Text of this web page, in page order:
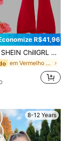
R$41,96
SHEIN ChillGRL Conjunto de 2 peças para Meninas de 8-12 Anos: Camiseta Manga Longa Gola Redonda Branca com Decoração Fofa de Cereja 3D, Calça Sino Vermelha Ajustada, Conjunto Versátil, Confortável e Fofo para Volta às Aulas, Outono
em Vermelho Conjuntos para meninas adolescentes
8-12 Years